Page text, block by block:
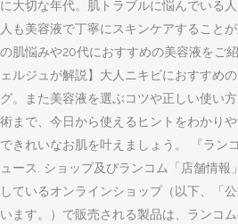
に大切な年代。肌トラブルに悩んでいる
人も美容液で丁寧にスキンケアすること
の肌悩みや20代におすすめの美容液をご
ェルジュが解説】大人ニキビにおすすめ
グ。また美容液を選ぶコツや正しい使い
術まで、今日から使えるヒントをわかり
できれいなお肌を叶えましょう。 『ラン
ュース. ショップ及びランコム「店舗情
しているオンラインショップ（以下、「
います。）で販売される製品は、ランコ